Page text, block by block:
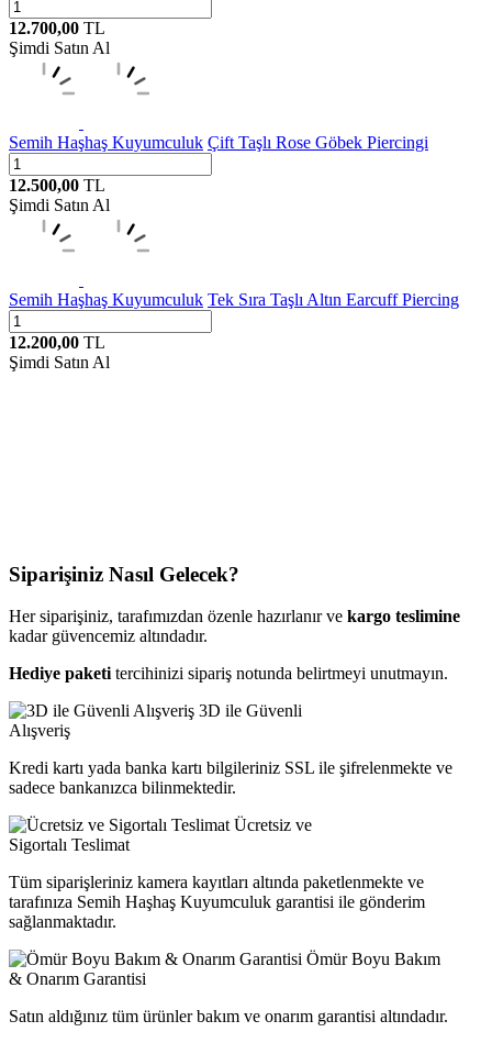
12.700,00 TL
Şimdi Satın Al
Semih Haşhaş Kuyumculuk Çift Taşlı Rose Göbek Piercingi
12.500,00 TL
Şimdi Satın Al
Semih Haşhaş Kuyumculuk Tek Sıra Taşlı Altın Earcuff Piercing
12.200,00 TL
Şimdi Satın Al
Siparişiniz Nasıl Gelecek?
Her siparişiniz, tarafımızdan özenle hazırlanır ve kargo teslimine
kadar güvencemiz altındadır.
Hediye paketi tercihinizi sipariş notunda belirtmeyi unutmayın.
3D ile Güvenli
Alışveriş
Kredi kartı yada banka kartı bilgileriniz SSL ile şifrelenmekte ve
sadece bankanızca bilinmektedir.
Ücretsiz ve
Sigortalı Teslimat
Tüm siparişleriniz kamera kayıtları altında paketlenmekte ve
tarafınıza Semih Haşhaş Kuyumculuk garantisi ile gönderim
sağlanmaktadır.
Ömür Boyu Bakım
& Onarım Garantisi
Satın aldığınız tüm ürünler bakım ve onarım garantisi altındadır.